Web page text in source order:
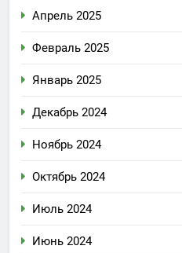
Апрель 2025
Февраль 2025
Январь 2025
Декабрь 2024
Ноябрь 2024
Октябрь 2024
Июль 2024
Июнь 2024